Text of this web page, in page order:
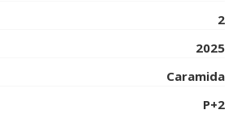
2
2025
Caramida
P+2